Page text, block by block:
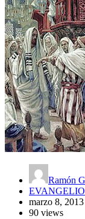
Ramón
EVANGELIO
marzo 8, 2013
90 views